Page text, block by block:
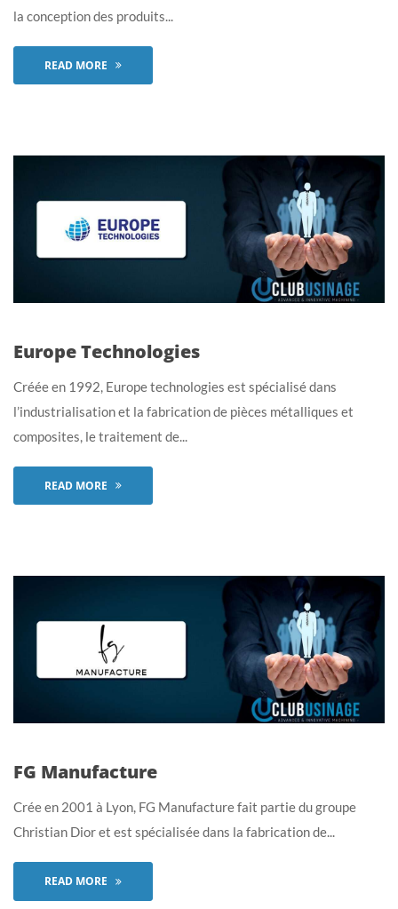
la conception des produits...
READ MORE
Europe Technologies
Créée en 1992, Europe technologies est spécialisé dans
l’industrialisation et la fabrication de pièces métalliques et
composites, le traitement de...
READ MORE
FG Manufacture
Crée en 2001 à Lyon, FG Manufacture fait partie du groupe
Christian Dior et est spécialisée dans la fabrication de...
READ MORE